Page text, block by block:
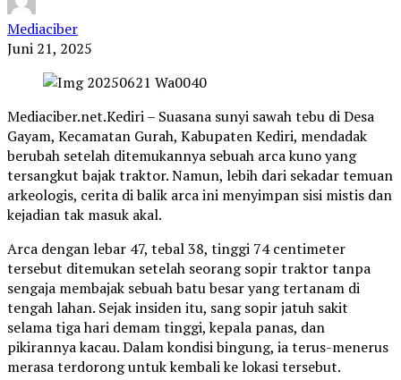
Mediaciber
Juni 21, 2025
Mediaciber.net.Kediri – Suasana sunyi sawah tebu di Desa
Gayam, Kecamatan Gurah, Kabupaten Kediri, mendadak
berubah setelah ditemukannya sebuah arca kuno yang
tersangkut bajak traktor. Namun, lebih dari sekadar temuan
arkeologis, cerita di balik arca ini menyimpan sisi mistis dan
kejadian tak masuk akal.
Arca dengan lebar 47, tebal 38, tinggi 74 centimeter
tersebut ditemukan setelah seorang sopir traktor tanpa
sengaja membajak sebuah batu besar yang tertanam di
tengah lahan. Sejak insiden itu, sang sopir jatuh sakit
selama tiga hari demam tinggi, kepala panas, dan
pikirannya kacau. Dalam kondisi bingung, ia terus-menerus
merasa terdorong untuk kembali ke lokasi tersebut.